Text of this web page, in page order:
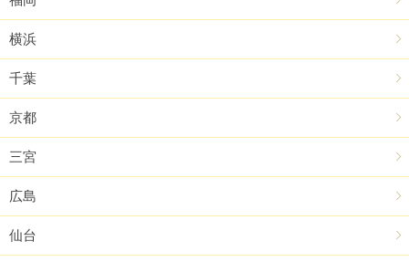
横浜
千葉
京都
三宮
広島
仙台